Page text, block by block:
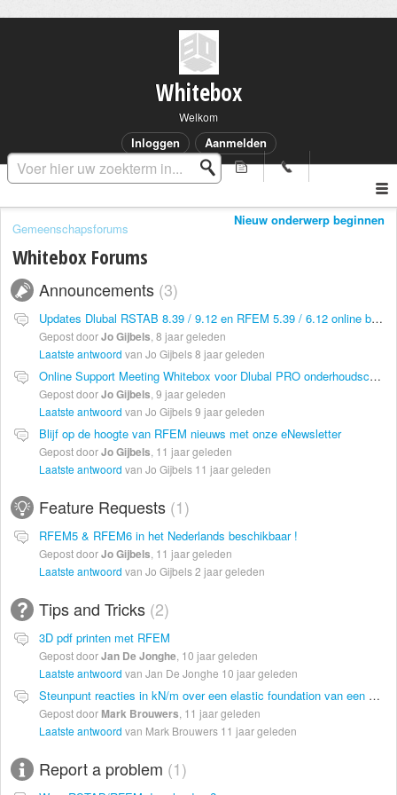
Whitebox
Welkom
Inloggen Aanmelden
Gemeenschapsforums
Nieuw onderwerp beginnen
Whitebox Forums
Announcements 3
Updates Dlubal RSTAB 8.39 / 9.12 en RFEM 5.39 / 6.12 online beschikbaar
Gepost doorJo Gijbels 8 jaar geleden
Laatste antwoord van Jo Gijbels8 jaar geleden
Online Support Meeting Whitebox voor Dlubal PRO onderhoudscontract
Gepost doorJo Gijbels 9 jaar geleden
Laatste antwoord van Jo Gijbels9 jaar geleden
Blijf op de hoogte van RFEM nieuws met onze eNewsletter
Gepost doorJo Gijbels 11 jaar geleden
Laatste antwoord van Jo Gijbels 11 jaar geleden
Feature Requests 1
RFEM5 & RFEM6 in het Nederlands beschikbaar !
Gepost doorJo Gijbels 11 jaar geleden
Laatste antwoord van Jo Gijbels2 jaar geleden
Tips and Tricks 2
3D pdf printen met RFEM
Gepost doorJan De Jonghe 10 jaar geleden
Laatste antwoord van Jan De Jonghe 10 jaar geleden
Steunpunt reacties in kN/m over een elastic foundation van een staaf
Gepost door Mark Brouwers 11 jaar geleden
Laatste antwoord van Mark Brouwers 11 jaar geleden
Report a problem 1